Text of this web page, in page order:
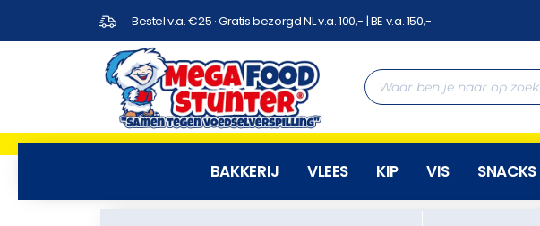
Bestel v.a. €25 · Gratis bezorgd NL v.a. 100,- | BE v.a. 150,-
BAKKERIJ VLEES KIP VIS SNACKS